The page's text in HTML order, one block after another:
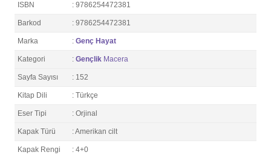
ISBN : 9786254472381
Barkod : 9786254472381
Marka : Genç Hayat
Kategori : Gençlik Macera
Sayfa Sayısı : 152
Kitap Dili : Türkçe
Eser Tipi : Orjinal
Kapak Türü : Amerikan cilt
Kapak Rengi : 4+0